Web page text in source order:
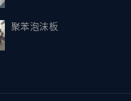
聚苯泡沫板